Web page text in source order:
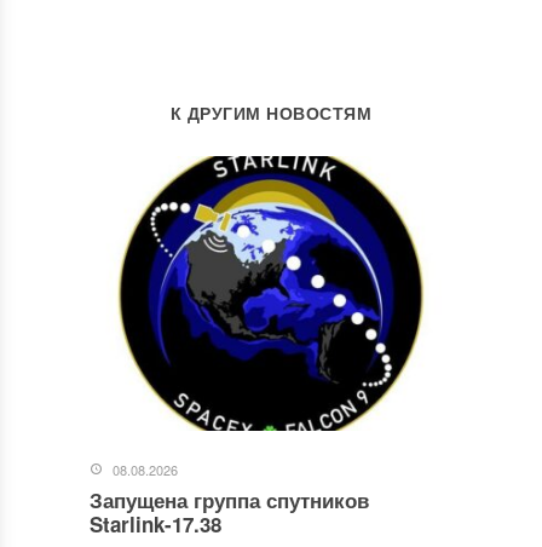
К ДРУГИМ НОВОСТЯМ
08.08.2026
Запущена группа спутников
Starlink-17.38